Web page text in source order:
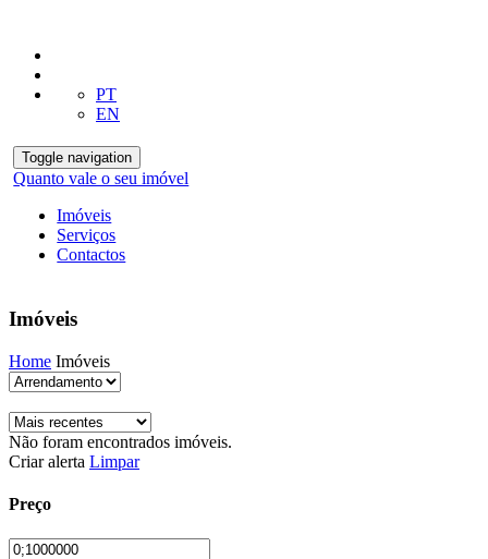
PT
EN
Toggle navigation
Quanto vale o seu imóvel
Imóveis
Serviços
Contactos
Imóveis
Home Imóveis
Não foram encontrados imóveis.
Criar alerta Limpar
Preço